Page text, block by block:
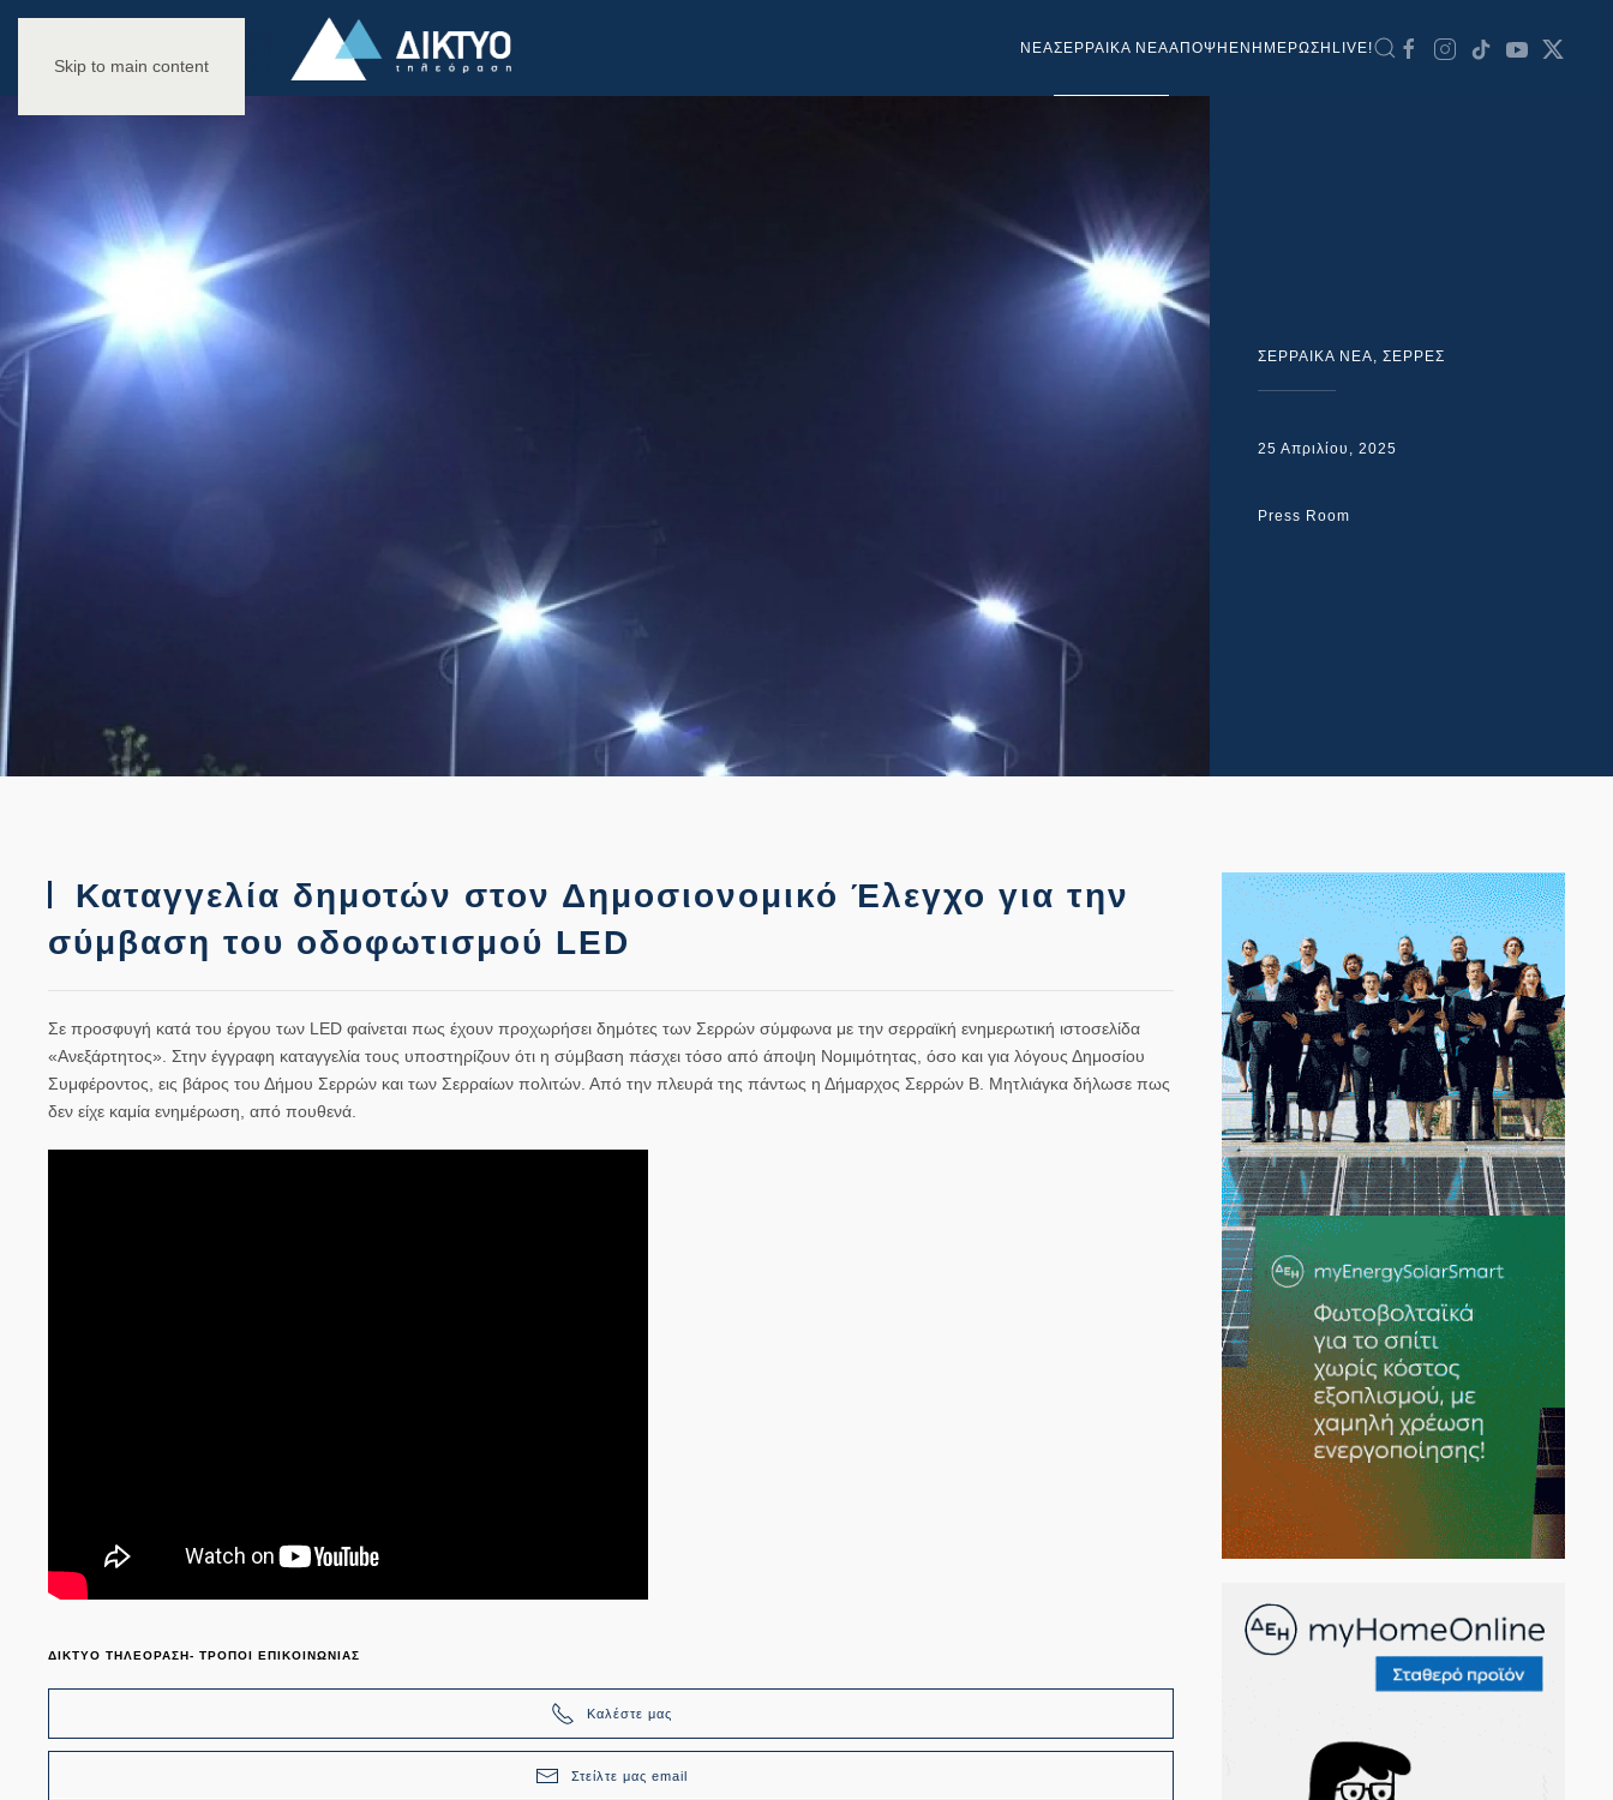
Skip to main content
NEAΣΕΡΡΑΙΚΑ ΝΕΑΑΠΟΨΗ ΕΝΗΜΕΡΩΣΗ LIVE!
ΣΕΡΡΑΙΚΑ ΝΕΑ, ΣΕΡΡΕΣ
25 Απριλίου, 2025
Press Room
Καταγγελία δημοτών στον Δημοσιονομικό Έλεγχο για την
σύμβαση του οδοφωτισμού LED
Σε προσφυγή κατά του έργου των LED φαίνεται πως έχουν προχωρήσει δημότες των Σερρών σύμφωνα με την σερραϊκή ενημερωτική ιστοσελίδα
«Ανεξάρτητος». Στην έγγραφη καταγγελία τους υποστηρίζουν ότι η σύμβαση πάσχει τόσο από άποψη Νομιμότητας, όσο και για λόγους Δημοσίου
Συμφέροντος, εις βάρος του Δήμου Σερρών και των Σερραίων πολιτών. Από την πλευρά της πάντως η Δήμαρχος Σερρών Β. Μητλιάγκα δήλωσε πως
δεν είχε καμία ενημέρωση, από πουθενά.
ΔΙΚΤΥΟ ΤΗΛΕΟΡΑΣΗ- ΤΡΟΠΟΙ ΕΠΙΚΟΙΝΩΝΙΑΣ
Καλέστε μας
Στείλτε μας email